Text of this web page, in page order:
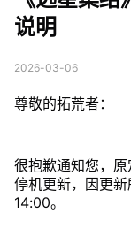
说明
2026-03-06
尊敬的拓荒者：
很抱歉通知您，
停机更新，因更
14:00。